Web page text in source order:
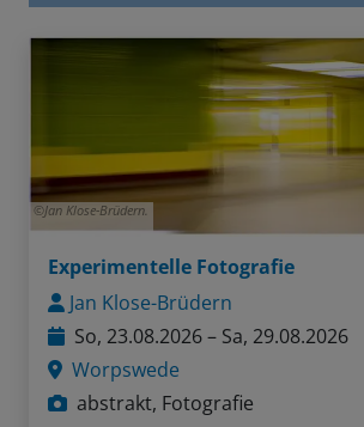
Jan Klose-Brüdern.
Experimentelle Fotografie
Jan Klose-Brüdern
So, 23.08.2026 – Sa, 29.08.2026
Worpswede
abstrakt, Fotografie